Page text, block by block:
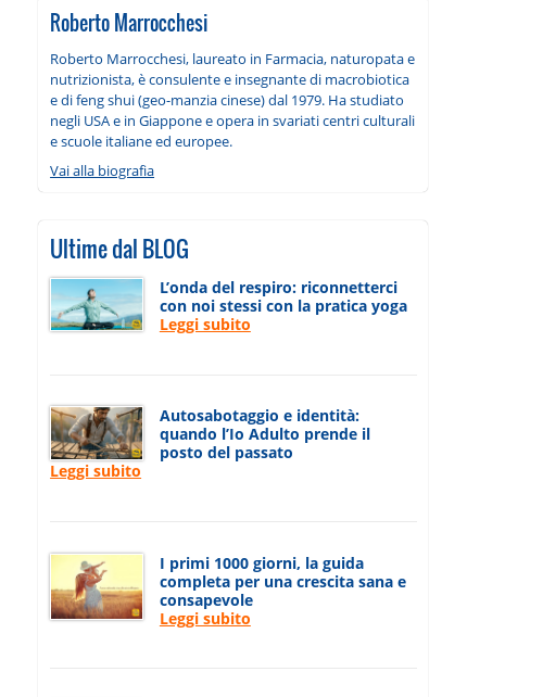
Roberto Marrocchesi
Roberto Marrocchesi, laureato in Farmacia, naturopata e
nutrizionista, è consulente e insegnante di macrobiotica
e di feng shui (geo-manzia cinese) dal 1979. Ha studiato
negli USA e in Giappone e opera in svariati centri culturali
e scuole italiane ed europee.
Vai alla biografia
Ultime dal BLOG
L’onda del respiro: riconnetterci
con noi stessi con la pratica yoga
Leggi subito
Autosabotaggio e identità:
quando l’Io Adulto prende il
posto del passato
Leggi subito
I primi 1000 giorni, la guida
completa per una crescita sana e
consapevole
Leggi subito